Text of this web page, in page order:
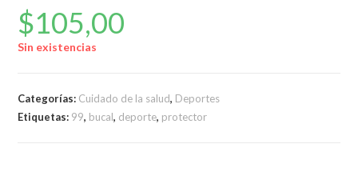
$105,00
Sin existencias
Categorías: Cuidado de la salud, Deportes
Etiquetas: 99, bucal, deporte, protector